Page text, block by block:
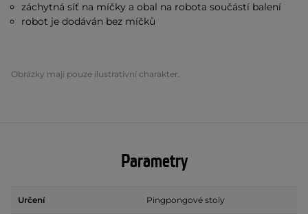
záchytná síť na míčky a obal na robota součástí balení
robot je dodáván bez míčků
Obrázky mají pouze ilustrativní charakter.
Parametry
Určení Pingpongové stoly